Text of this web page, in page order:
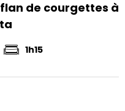
de courgettes à
1h15